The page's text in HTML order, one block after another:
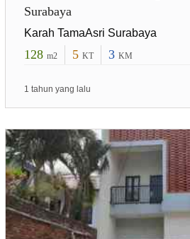
Surabaya
Karah TamaAsri Surabaya
128 m2 5 KT 3 KM
1 tahun yang lalu